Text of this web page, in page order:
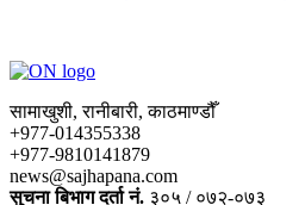
सामाखुशी, रानीबारी, काठमाण्डौँ
+977-014355338
+977-9810141879
news@sajhapana.com
सुचना बिभाग दर्ता नं. ३०५ / ०७२-०७३